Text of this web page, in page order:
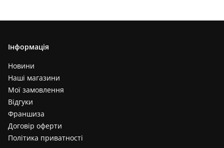
Інформація
Новини
Наші магазини
Мої замовлення
Відгуки
Франшиза
Договір оферти
Політика приватності